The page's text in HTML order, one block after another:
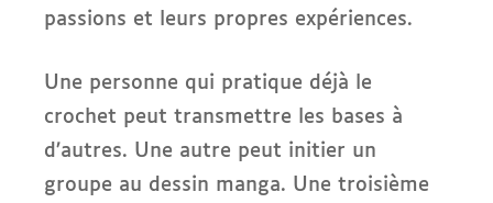
passions et leurs propres expériences.
Une personne qui pratique déjà le
crochet peut transmettre les bases à
d’autres. Une autre peut initier un
groupe au dessin manga. Une troisième